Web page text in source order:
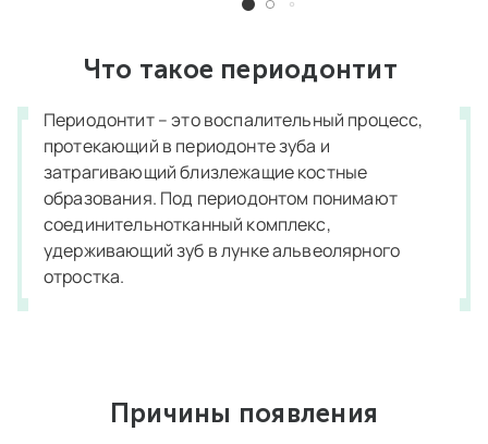
Что такое периодонтит
Периодонтит – это воспалительный процесс,
протекающий в периодонте зуба и
затрагивающий близлежащие костные
образования. Под периодонтом понимают
соединительнотканный комплекс,
удерживающий зуб в лунке альвеолярного
отростка.
Причины появления